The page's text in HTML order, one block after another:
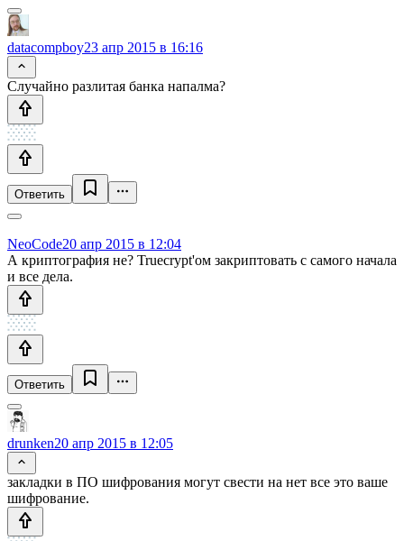
datacompboy23 апр 2015 в 16:16
Случайно разлитая банка напалма?
Ответить
NeoCode20 апр 2015 в 12:04
А криптография не? Truecrypt'ом закриптовать с самого начала
и все дела.
Ответить
drunken20 апр 2015 в 12:05
закладки в ПО шифрования могут свести на нет все это ваше
шифрование.